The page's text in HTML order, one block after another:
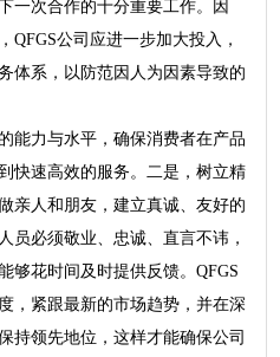
一次合作的十分重要工作。因
QFGS公司应进一步加大投入，
体系，以防范因人为因素导致的
能力与水平，确保消费者在产品
快速高效的服务。二是，树立精
亲人和朋友，建立真诚、友好的
员必须敬业、忠诚、直言不讳，
够花时间及时提供反馈。QFGS
，紧跟最新的市场趋势，并在深
持领先地位，这样才能确保公司